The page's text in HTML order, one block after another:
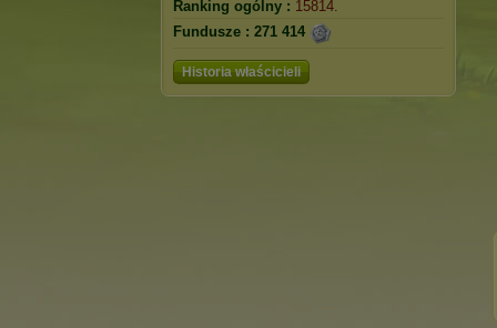
Ranking ogólny : 15814.
Fundusze : 271 414
Historia właścicieli